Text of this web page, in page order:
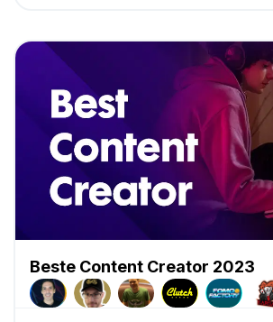
Beste Content Creator 2023